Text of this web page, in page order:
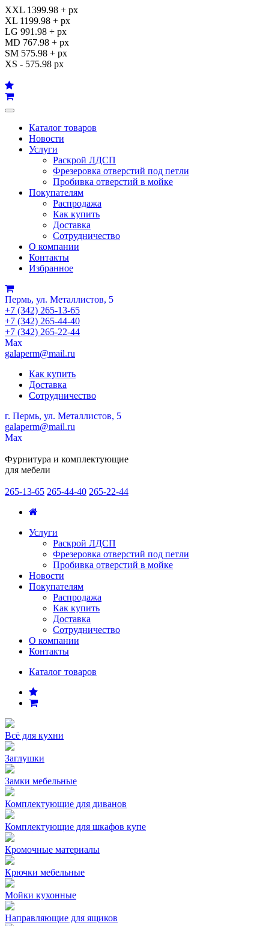
XXL 1399.98 + px
XL 1199.98 + px
LG 991.98 + px
MD 767.98 + px
SM 575.98 + px
XS - 575.98 px
Каталог товаров
Новости
Услуги
Раскрой ЛДСП
Фрезеровка отверстий под петли
Пробивка отверстий в мойке
Покупателям
Распродажа
Как купить
Доставка
Сотрудничество
О компании
Контакты
Избранное
Пермь, ул. Металлистов, 5
+7 (342) 265-13-65
+7 (342) 265-44-40
+7 (342) 265-22-44
Мах
galaperm@mail.ru
Как купить
Доставка
Сотрудничество
г. Пермь, ул. Металлистов, 5
galaperm@mail.ru
Мах
Фурнитура и комплектующие
для мебели
265-13-65 265-44-40 265-22-44
Услуги
Раскрой ЛДСП
Фрезеровка отверстий под петли
Пробивка отверстий в мойке
Новости
Покупателям
Распродажа
Как купить
Доставка
Сотрудничество
О компании
Контакты
Каталог товаров
Всё для кухни
Заглушки
Замки мебельные
Комплектующие для диванов
Комплектующие для шкафов купе
Кромочные материалы
Крючки мебельные
Мойки кухонные
Направляющие для ящиков